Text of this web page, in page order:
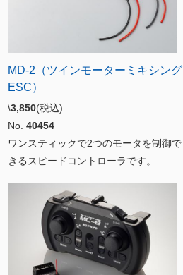
MD-2（ツインモーターミキシング
ESC）
\3,850(税込)
No. 40454
ワンスティックで2つのモータを制御で
きるスピードコントローラです。